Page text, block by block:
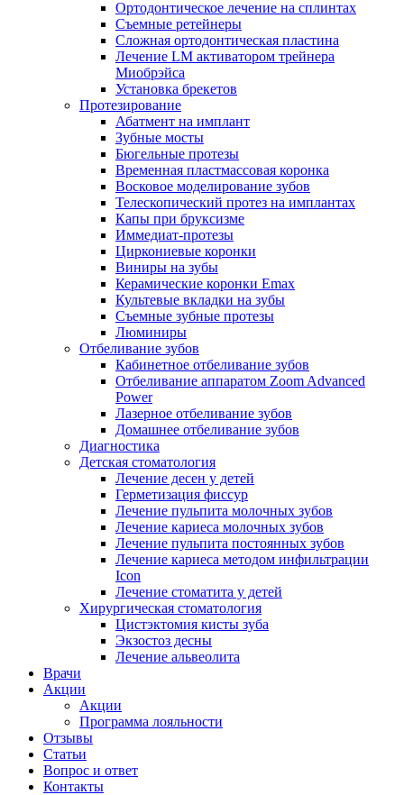
Ортодонтическое лечение на сплинтах
Съемные ретейнеры
Сложная ортодонтическая пластина
Лечение LM активатором трейнера
Миобрэйса
Установка брекетов
Протезирование
Абатмент на имплант
Зубные мосты
Бюгельные протезы
Временная пластмассовая коронка
Восковое моделирование зубов
Телескопический протез на имплантах
Капы при бруксизме
Иммедиат-протезы
Циркониевые коронки
Виниры на зубы
Керамические коронки Emax
Культевые вкладки на зубы
Съемные зубные протезы
Люминиры
Отбеливание зубов
Кабинетное отбеливание зубов
Отбеливание аппаратом Zoom Advanced
Power
Лазерное отбеливание зубов
Домашнее отбеливание зубов
Диагностика
Детская стоматология
Лечение десен у детей
Герметизация фиссур
Лечение пульпита молочных зубов
Лечение кариеса молочных зубов
Лечение пульпита постоянных зубов
Лечение кариеса методом инфильтрации
Icon
Лечение стоматита у детей
Хирургическая стоматология
Цистэктомия кисты зуба
Экзостоз десны
Лечение альвеолита
Врачи
Акции
Акции
Программа лояльности
Отзывы
Статьи
Вопрос и ответ
Контакты